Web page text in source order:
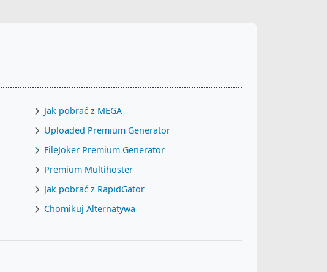
Jak pobrać z MEGA
Uploaded Premium Generator
FileJoker Premium Generator
Premium Multihoster
Jak pobrać z RapidGator
Chomikuj Alternatywa